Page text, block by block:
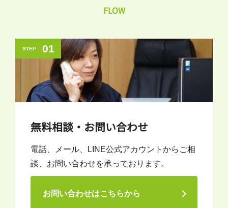
FLOW
STEP 01
無料相談・お問い合わせ
電話、メール、LINE公式アカウントからご相
談、お問い合わせを承っております。
お問い合わせはこちらから